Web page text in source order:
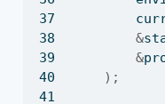
&
&
);